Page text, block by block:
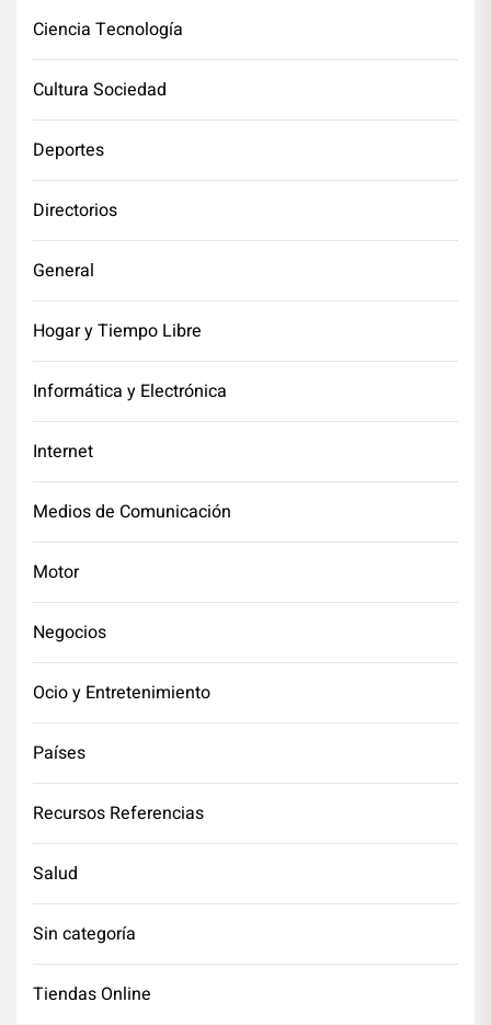
Ciencia Tecnología
Cultura Sociedad
Deportes
Directorios
General
Hogar y Tiempo Libre
Informática y Electrónica
Internet
Medios de Comunicación
Motor
Negocios
Ocio y Entretenimiento
Países
Recursos Referencias
Salud
Sin categoría
Tiendas Online